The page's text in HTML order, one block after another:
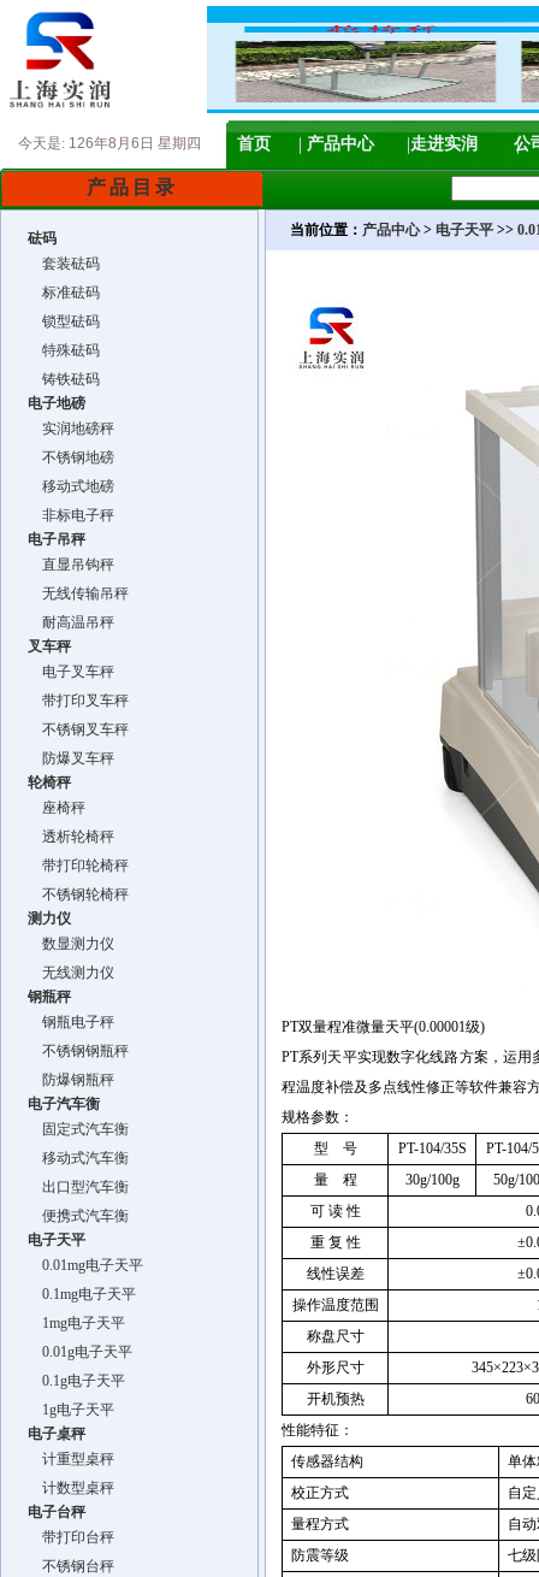
今天是: 126年8月6日 星期四 首页 产品中心 走进实润 公
产品目录
砝码
套装砝码
标准砝码
锁型砝码
特殊砝码
铸铁砝码
电子地磅
实润地磅秤
不锈钢地磅
移动式地磅
非标电子秤
电子吊秤
直显吊钩秤
无线传输吊秤
耐高温吊秤
叉车秤
电子叉车秤
带打印叉车秤
不锈钢叉车秤
防爆叉车秤
轮椅秤
座椅秤
透析轮椅秤
带打印轮椅秤
不锈钢轮椅秤
测力仪
数显测力仪
无线测力仪
钢瓶秤
钢瓶电子秤
不锈钢钢瓶秤
防爆钢瓶秤
电子汽车衡
固定式汽车衡
移动式汽车衡
出口型汽车衡
便携式汽车衡
电子天平
0.01mg电子天平
0.1mg电子天平
1mg电子天平
0.01g电子天平
0.1g电子天平
1g电子天平
电子桌秤
计重型桌秤
计数型桌秤
电子台秤
带打印台秤
不锈钢台秤
当前位置： 产品中心> 电子天平 >>
PT双量程准微量天平(0.00001级)
PT系列天平实现数字化线路方案，运
程温度补偿及多点线性修正等软件兼容
规格参数：
型
号 PT-104/35S
PT-104/
量
程 30g/100g
50g/
可 读 性
重 复 性
±
线性误差
±
操作温度范围
称盘尺寸
外形尺寸
345×223×
开机预热
性能特征：
传感器结构
单
校正方式
自
量程方式
自
防震等级
七